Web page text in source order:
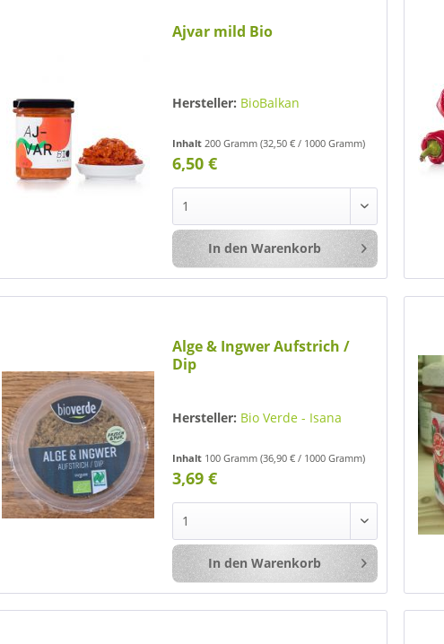
Ajvar mild Bio
Hersteller: BioBalkan
Inhalt200 Gramm(32,50 € / 1000 Gramm)
6,50 €
In den Warenkorb
Alge & Ingwer Aufstrich /
Dip
Hersteller: Bio Verde - Isana
Inhalt 100 Gramm(36,90 € / 1000 Gramm)
3,69 €
In den Warenkorb